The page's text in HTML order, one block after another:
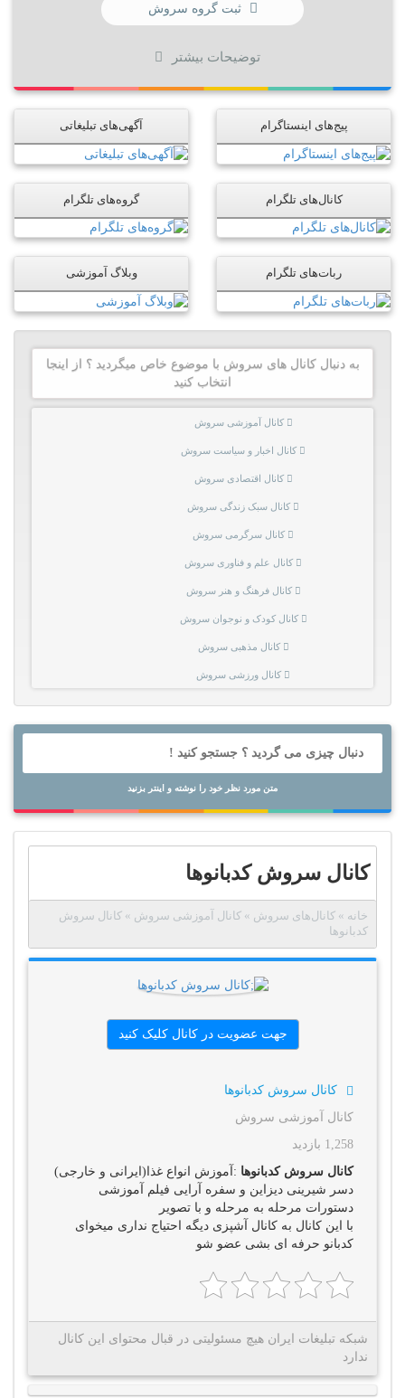
ثبت گروه سروش
توضیحات بیشتر
پیج‌های اینستاگرام آگهی‌های تبلیغاتی
کانال‌های تلگرام گروه‌های تلگرام
ربات‌های تلگرام وبلاگ آموزشی
به دنبال کانال های سروش با موضوع خاص میگردید ؟ از اینجا
انتخاب کنید
کانال آموزشی سروش
کانال اخبار و سیاست سروش
کانال اقتصادی سروش
کانال سبک زندگی سروش
کانال سرگرمی سروش
کانال علم و فناوری سروش
کانال فرهنگ و هنر سروش
کانال کودک و نوجوان سروش
کانال مذهبی سروش
کانال ورزشی سروش
متن مورد نظر خود را نوشته و اینتر بزنید
کانال سروش کدبانوها
خانه » کانال‌های سروش » کانال آموزشی سروش » کانال سروش
کدبانوها
جهت عضویت در کانال کلیک کنید
کانال سروش کدبانوها
کانال آموزشی سروش
1,258 بازدید
کانال سروش کدبانوها :آموزش انواع غذا(ایرانی و خارجی)
دسر شیرینی دیزاین و سفره آرایی فیلم آموزشی
دستورات مرحله به مرحله و با تصویر
با این کانال به کانال آشپزی دیگه احتیاج نداری میخوای
کدبانو حرفه ای بشی عضو شو
شبکه تبلیغات ایران هیچ مسئولیتی در قبال محتوای این کانال
ندارد